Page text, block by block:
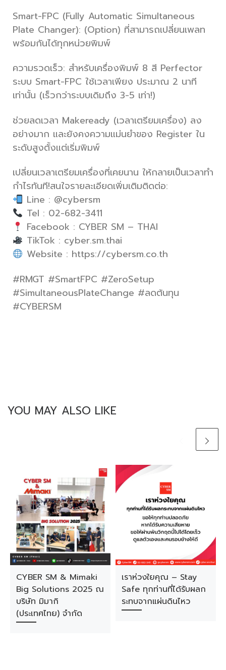
Smart-FPC (Fully Automatic Simultaneous
Plate Changer): (Option) ที่สามารถเปลี่ยนเพลท
พร้อมกันได้ทุกหน่วยพิมพ์
ความรวดเร็ว: สำหรับเครื่องพิมพ์ 8 สี Perfector
ระบบ Smart-FPC ใช้เวลาเพียง ประมาณ 2 นาที
เท่านั้น (เร็วกว่าระบบเดิมถึง 3-5 เท่า!)
ช่วยลดเวลา Makeready (เวลาเตรียมเครื่อง) ลง
อย่างมาก และยังคงความแม่นยำของ Register ใน
ระดับสูงตั้งแต่เริ่มพิมพ์
เปลี่ยนเวลาเตรียมเครื่องที่เคยนาน ให้กลายเป็นเวลาทำ
กำไรทันที!สนใจรายละเอียดเพิ่มเติมติดต่อ:
Line : @cybersm
Tel : 02-682-3411
Facebook : CYBER SM – THAI
TikTok : cyber.sm.thai
Website : https://cybersm.co.th
#RMGT #SmartFPC #ZeroSetup
#SimultaneousPlateChange #ลดต้นทุน
#CYBERSM
YOU MAY ALSO LIKE
CYBER SM & Mimaki
Big Solutions 2025 ณ
บริษัท มิมากิ
(ประเทศไทย) จำกัด
เราห่วงใยคุณ – Stay
Safe ทุกท่านที่ได้รับผลก
ระทบจากแผ่นดินไหว